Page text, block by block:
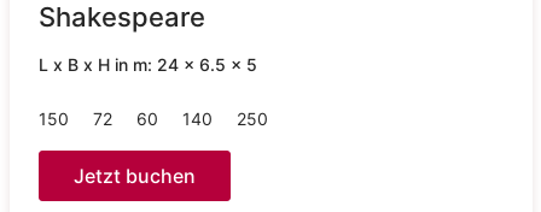
Shakespeare
L x B x H in m: 24 x 6.5 x 5
150 72 60 140 250
Jetzt buchen